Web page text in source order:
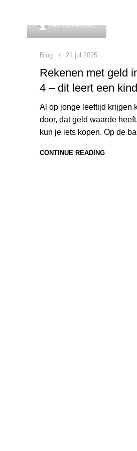
Les van Anne
Blog 21 jul 2025
Rekenen met geld
4 – dit leert een kind
Al op jonge leeftijd krijgen
door, dat geld waarde
kun je iets kopen. Op de
CONTINUE READING